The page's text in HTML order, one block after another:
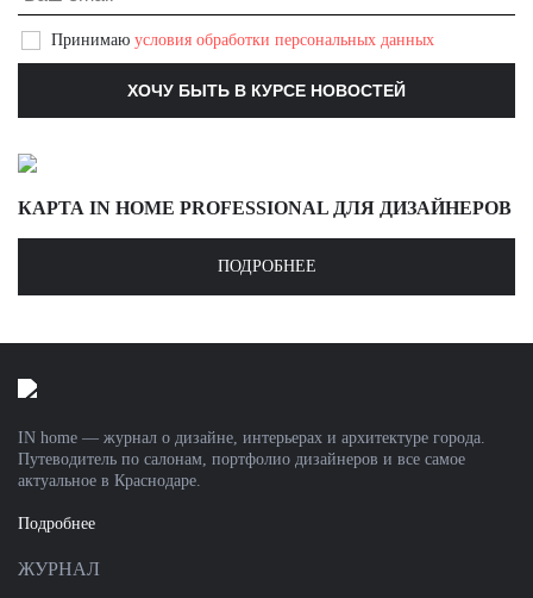
Принимаю условия обработки персональных данных
КАРТА IN HOME PROFESSIONAL ДЛЯ ДИЗАЙНЕРОВ
ПОДРОБНЕЕ
IN home — журнал о дизайне, интерьерах и архитектуре города.
Путеводитель по салонам, портфолио дизайнеров и все самое
актуальное в Краснодаре.
Подробнее
ЖУРНАЛ